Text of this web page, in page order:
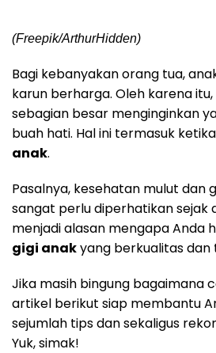
(Freepik/ArthurHidden)
Bagi kebanyakan orang tua,
karun berharga. Oleh karena
sebagian besar menginginkan
buah hati. Hal ini termasuk
anak.
Pasalnya, kesehatan mulut dan
sangat perlu diperhatikan sejak
menjadi alasan mengapa Anda
gigi anakyang berkualitas
Jika masih bingung bagaimana
artikel berikut siap membantu
sejumlah tips dan sekaligus
Yuk, simak!